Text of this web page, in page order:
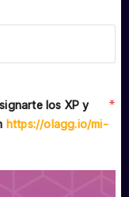
los XP y
https://olagg.io/mi-
*